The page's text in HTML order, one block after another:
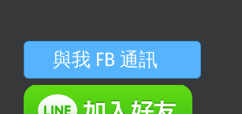
與我 FB 通訊